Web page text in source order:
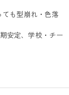
ても型崩れ・色落
安定、学校・チー